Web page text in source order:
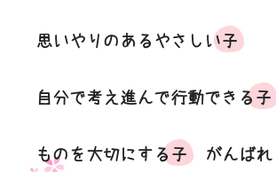
思いやりのあるやさしい子
自分で考え進んで行動できる子
ものを大切にする子 がんばれ